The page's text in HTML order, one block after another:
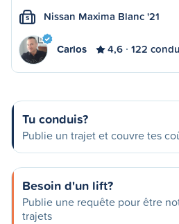
S Nissan Maxima Blanc '21
Carlos 4,6 122
Tu conduis?
Publie un trajet et couvre tes
Besoin d'un lift?
Publie une requête pour être
trajets